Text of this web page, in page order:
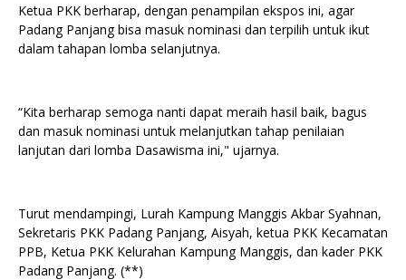
Ketua PKK berharap, dengan penampilan ekspos ini, agar
Padang Panjang bisa masuk nominasi dan terpilih untuk ikut
dalam tahapan lomba selanjutnya.
“Kita berharap semoga nanti dapat meraih hasil baik, bagus
dan masuk nominasi untuk melanjutkan tahap penilaian
lanjutan dari lomba Dasawisma ini," ujarnya.
Turut mendampingi, Lurah Kampung Manggis Akbar Syahnan,
Sekretaris PKK Padang Panjang, Aisyah, ketua PKK Kecamatan
PPB, Ketua PKK Kelurahan Kampung Manggis, dan kader PKK
Padang Panjang. (**)